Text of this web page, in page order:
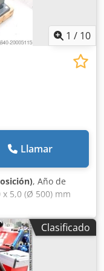
1 / 10
Llamar
, Año de
5,0 (Ø 500) mm
I - en vertical 50 x
700) mm Diámetro
cuadrado 50 x 30 x
mm Peso 185 kg
de exposición
Clasificado